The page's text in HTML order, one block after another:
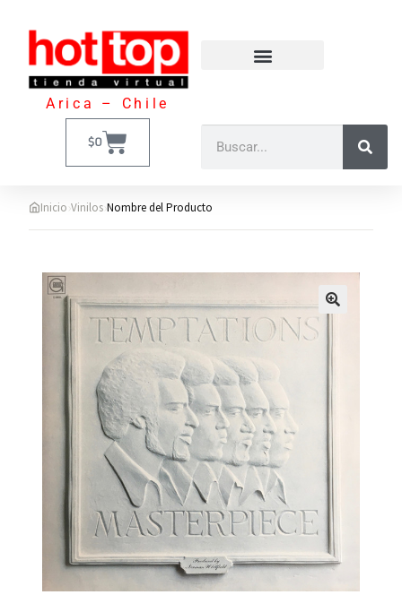
Arica – Chile
$0
Inicio›Vinilos›Nombre del Producto